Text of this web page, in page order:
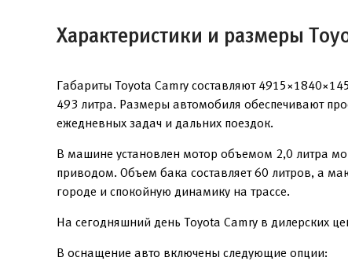
Характеристики и размеры
Габариты Toyota Camry составляют
493 литра. Размеры автомобиля обеспечивают
ежедневных задач и дальних поездок.
В машине установлен мотор объемом 2,0 литра
приводом. Объем бака составляет 60 литров, а
городе и спокойную динамику на трассе.
На сегодняшний день Toyota Camry в дилерских
В оснащение авто включены следующие опции: